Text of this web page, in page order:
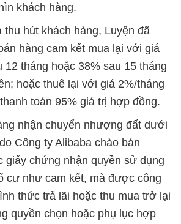
khách hàng.
hút khách hàng, Luyện đã
hàng cam kết mua lại với giá
12 tháng hoặc 38% sau 15 tháng
hoặc thuê lại với giá 2%/tháng
toán 95% giá trị hợp đồng.
nhận chuyển nhượng đất dưới
Công ty Alibaba chào bán
giấy chứng nhận quyền sử dụng
cư như cam kết, mà được công
thức trả lãi hoặc thu mua trở lại
quyền chọn hoặc phụ lục hợp